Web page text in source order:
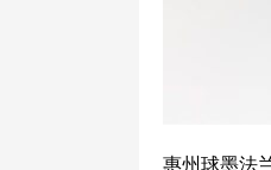
惠州球墨法